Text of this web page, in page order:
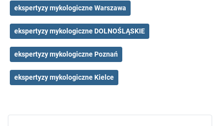
ekspertyzy mykologiczne Warszawa
ekspertyzy mykologiczne DOLNOŚLĄSKIE
ekspertyzy mykologiczne Poznań
ekspertyzy mykologiczne Kielce